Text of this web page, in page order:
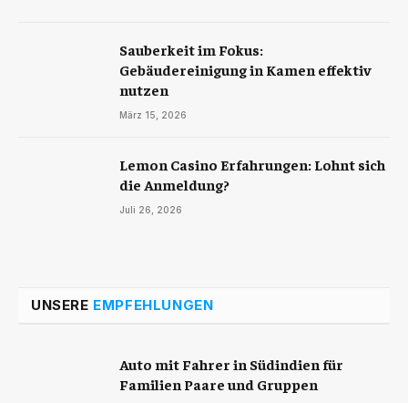
Sauberkeit im Fokus:
Gebäudereinigung in Kamen effektiv
nutzen
März 15, 2026
Lemon Casino Erfahrungen: Lohnt sich
die Anmeldung?
Juli 26, 2026
UNSERE EMPFEHLUNGEN
Auto mit Fahrer in Südindien für
Familien Paare und Gruppen